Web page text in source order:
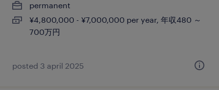
permanent
¥4,800,000 - ¥7,000,000 per year, 年収480 ～
700万円
posted 3 april 2025